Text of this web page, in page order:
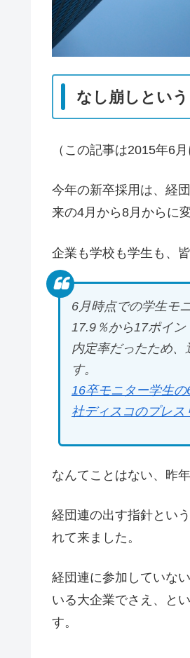
なし崩しとい
（この記事は2015年6
今年の新卒採用は、経
来の4月から8月からに
企業も学校も学生も、
6月時点での学生モ
17.9％から17ポイ
内定率だったため
す。
16卒モニター学生
社ディスコのプレス
なんてことはない、昨
経団連の出す指針とい
れて来ました。
経団連に参加していな
いる大企業でさえ、と
す。